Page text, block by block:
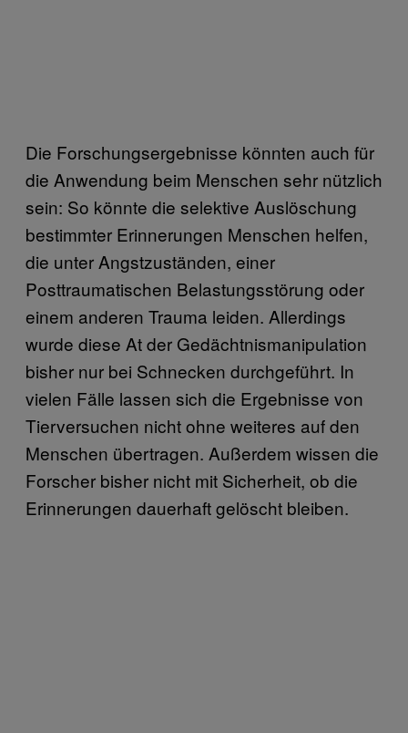
Die Forschungsergebnisse könnten auch für
die Anwendung beim Menschen sehr nützlich
sein: So könnte die selektive Auslöschung
bestimmter Erinnerungen Menschen helfen,
die unter Angstzuständen, einer
Posttraumatischen Belastungsstörung oder
einem anderen Trauma leiden. Allerdings
wurde diese At der Gedächtnismanipulation
bisher nur bei Schnecken durchgeführt. In
vielen Fälle lassen sich die Ergebnisse von
Tierversuchen nicht ohne weiteres auf den
Menschen übertragen. Außerdem wissen die
Forscher bisher nicht mit Sicherheit, ob die
Erinnerungen dauerhaft gelöscht bleiben.